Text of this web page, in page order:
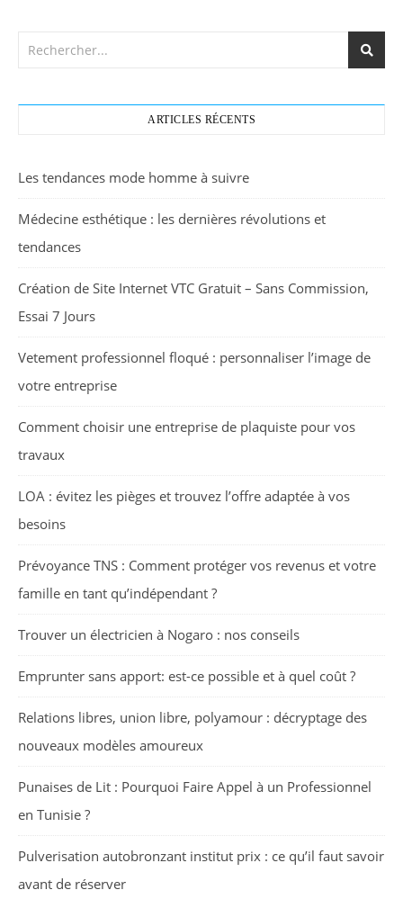
ARTICLES RÉCENTS
Les tendances mode homme à suivre
Médecine esthétique : les dernières révolutions et
tendances
Création de Site Internet VTC Gratuit – Sans Commission,
Essai 7 Jours
Vetement professionnel floqué : personnaliser l’image de
votre entreprise
Comment choisir une entreprise de plaquiste pour vos
travaux
LOA : évitez les pièges et trouvez l’offre adaptée à vos
besoins
Prévoyance TNS : Comment protéger vos revenus et votre
famille en tant qu’indépendant ?
Trouver un électricien à Nogaro : nos conseils
Emprunter sans apport: est-ce possible et à quel coût ?
Relations libres, union libre, polyamour : décryptage des
nouveaux modèles amoureux
Punaises de Lit : Pourquoi Faire Appel à un Professionnel
en Tunisie ?
Pulverisation autobronzant institut prix : ce qu’il faut savoir
avant de réserver